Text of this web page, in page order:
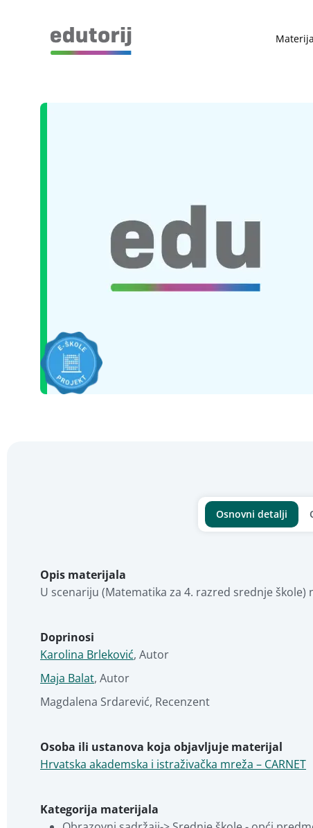
Osnovni detalji
Opis materijala
U scenariju (Matematika za 4. razred srednje
Doprinosi
Karolina Brleković, Autor
Maja Balat, Autor
Magdalena Srdarević, Recenzent
Osoba ili ustanova koja objavljuje materijal
Hrvatska akademska i istraživačka mreža – CARNET
Kategorija materijala